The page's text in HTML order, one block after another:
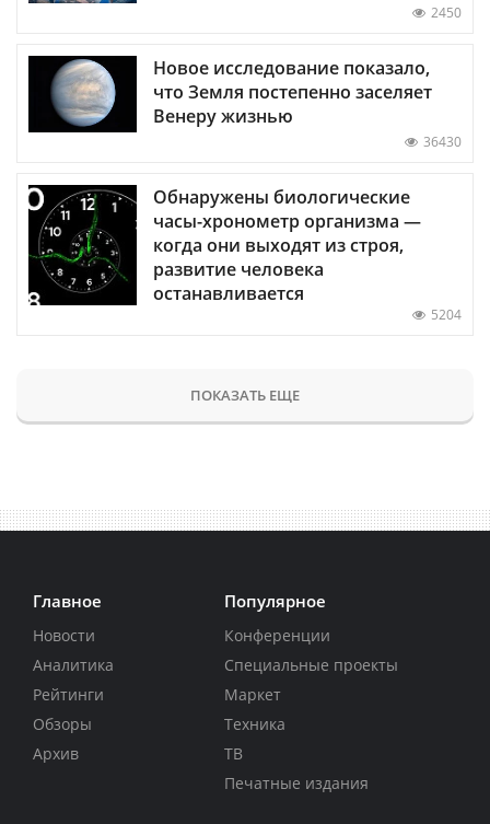
2450
Новое исследование показало,
что Земля постепенно заселяет
Венеру жизнью
36430
Обнаружены биологические
часы-хронометр организма —
когда они выходят из строя,
развитие человека
останавливается
5204
ПОКАЗАТЬ ЕЩЕ
Главное
Новости
Аналитика
Рейтинги
Обзоры
Архив
Популярное
Конференции
Специальные проекты
Маркет
Техника
ТВ
Печатные издания